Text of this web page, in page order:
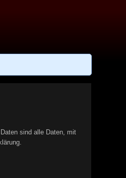
sind alle Daten, mit